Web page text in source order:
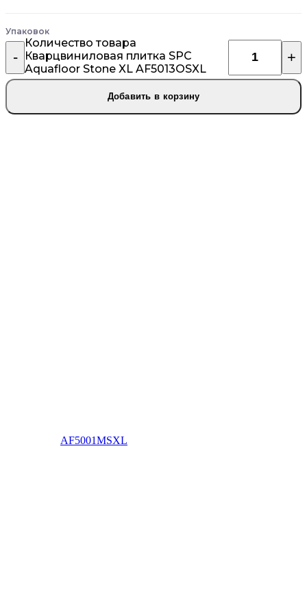
AF5001MSXL
Упаковок
Количество товара
Кварцвиниловая плитка SPC
Aquafloor Stone XL AF5013OSXL
Добавить в корзину